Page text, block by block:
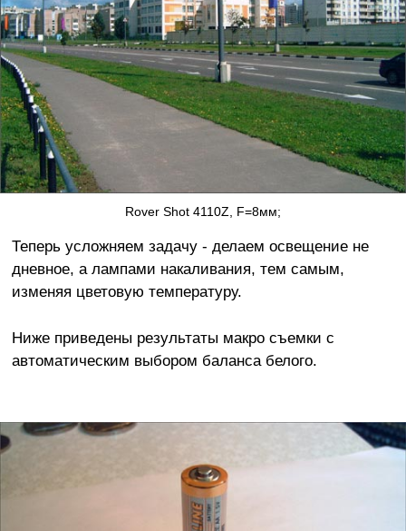
Rover Shot 4110Z, F=8мм;
Теперь усложняем задачу - делаем освещение не
дневное, а лампами накаливания, тем самым,
изменяя цветовую температуру.
Ниже приведены результаты макро съемки с
автоматическим выбором баланса белого.